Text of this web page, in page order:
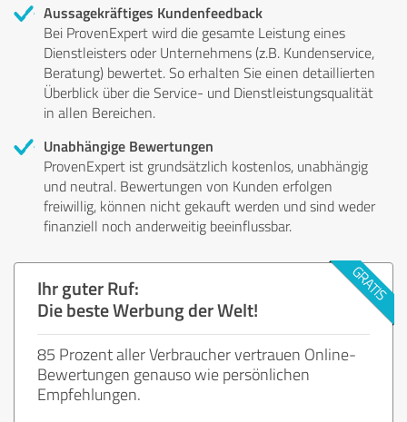
Aussagekräftiges Kundenfeedback
Bei ProvenExpert wird die gesamte Leistung eines
Dienstleisters oder Unternehmens (z.B. Kundenservice,
Beratung) bewertet. So erhalten Sie einen detaillierten
Überblick über die Service- und Dienstleistungsqualität
in allen Bereichen.
Unabhängige Bewertungen
ProvenExpert ist grundsätzlich kostenlos, unabhängig
und neutral. Bewertungen von Kunden erfolgen
freiwillig, können nicht gekauft werden und sind weder
finanziell noch anderweitig beeinflussbar.
Ihr guter Ruf:
Die beste Werbung der Welt!
85 Prozent aller Verbraucher vertrauen Online-
Bewertungen genauso wie persönlichen
Empfehlungen.